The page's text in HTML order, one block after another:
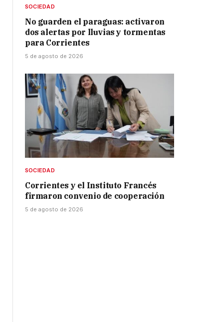
SOCIEDAD
No guarden el paraguas: activaron
dos alertas por lluvias y tormentas
para Corrientes
5 de agosto de 2026
SOCIEDAD
Corrientes y el Instituto Francés
firmaron convenio de cooperación
5 de agosto de 2026